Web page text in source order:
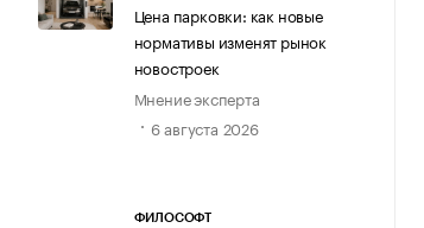
Цена парковки: как новые
нормативы изменят рынок
новостроек
Мнение эксперта
6 августа 2026
ФИЛОСОФТ